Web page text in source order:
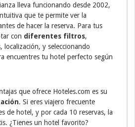
lleva funcionando desde 2002,
que te permite ver la
de hacer la reserva. Para tus
con diferentes filtros,
y seleccionando
encuentres tu hotel perfecto según
que ofrece Hoteles.com es su
. Si eres viajero frecuente
de hotel, y por cada 10 reservas, la
¿Tienes un hotel favorito?